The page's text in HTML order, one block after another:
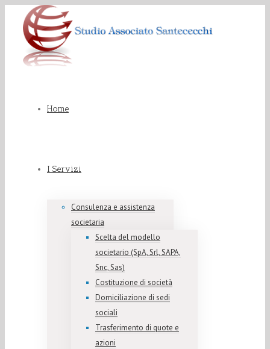
Home
I Servizi
Consulenza e assistenza
societaria
Scelta del modello
societario (SpA, Srl, SAPA,
Snc, Sas)
Costituzione di società
Domiciliazione di sedi
sociali
Trasferimento di quote e
azioni